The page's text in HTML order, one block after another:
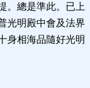
。總是準此。已上
光明殿中會及法界
身相海品隨好光明